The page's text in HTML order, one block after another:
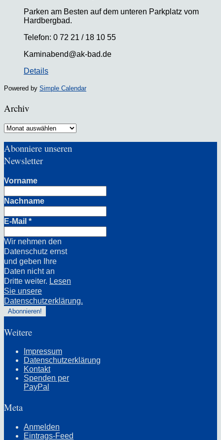
Parken am Besten auf dem unteren Parkplatz vom
Hardbergbad.
Telefon: 0 72 21 / 18 10 55
Kaminabend@ak-bad.de
Details
Powered by Simple Calendar
Archiv
Archiv
Abonniere unseren
Newsletter
Vorname
Nachname
E-Mail *
Wir nehmen den
Datenschutz ernst
und geben Ihre
Daten nicht an
Dritte weiter. Lesen
Sie unsere
Datenschutzerklärung.
Weitere
Impressum
Datenschutzerklärung
Kontakt
Spenden per
PayPal
Meta
Anmelden
Eintrags-Feed